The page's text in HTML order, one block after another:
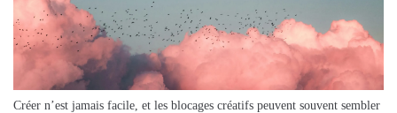
Créer n’est jamais facile, et les blocages créatifs peuvent souvent sembler